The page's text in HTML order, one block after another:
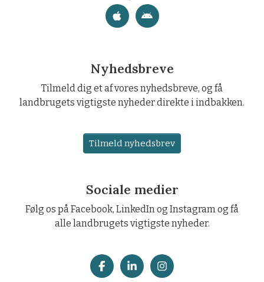
Nyhedsbreve
Tilmeld dig et af vores nyhedsbreve, og få
landbrugets vigtigste nyheder direkte i indbakken.
Tilmeld nyhedsbrev
Sociale medier
Følg os på Facebook, LinkedIn og Instagram og få
alle landbrugets vigtigste nyheder.